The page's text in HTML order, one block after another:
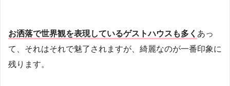
お洒落で世界観を表現しているゲストハウスも多く あっ
て、それはそれで魅了されますが、綺麗なのが一番印象に
残ります。